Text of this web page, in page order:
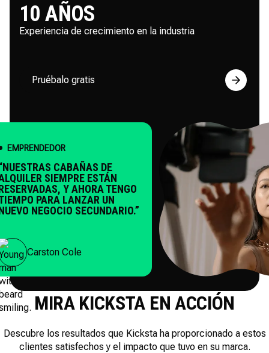
Pruébalo gratis
10 AÑOS
Experiencia de crecimiento en la industria
CABAÑAS DE
SIEMPRE ESTÁN
Y AHORA TENGO
PARA LANZAR UN
NEGOCIO SECUNDARIO.”
Carston Cole
MIRA KICKSTA EN ACCIÓN
Descubre los resultados que Kicksta ha proporcionado a estos
clientes satisfechos y el impacto que tuvo en su marca.